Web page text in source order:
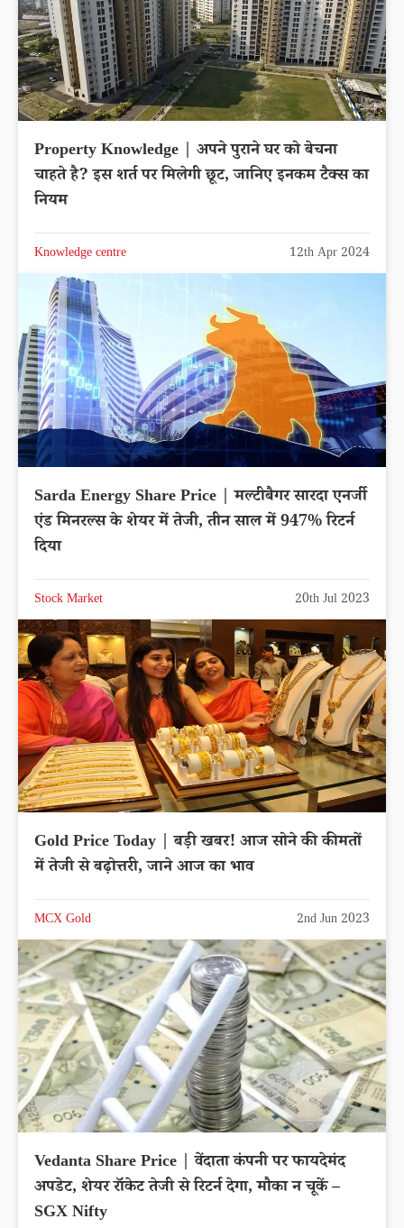
Property Knowledge | अपने पुराने घर को बेचना
चाहते है? इस शर्त पर मिलेगी छूट, जानिए इनकम टैक्स का
नियम
Knowledge centre 12th Apr 2024
Sarda Energy Share Price | मल्टीबैगर सारदा एनर्जी
एंड मिनरल्स के शेयर में तेजी, तीन साल में 947% रिटर्न
दिया
Stock Market 20th Jul 2023
Gold Price Today | बड़ी खबर! आज सोने की कीमतों
में तेजी से बढ़ोत्तरी, जाने आज का भाव
MCX Gold 2nd Jun 2023
Vedanta Share Price | वेंदाता कंपनी पर फायदेमंद
अपडेट, शेयर रॉकेट तेजी से रिटर्न देगा, मौका न चूकें –
SGX Nifty